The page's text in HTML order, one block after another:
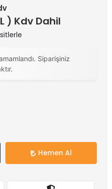
) Kdv Dahil
Siparişiniz
Hemen Al